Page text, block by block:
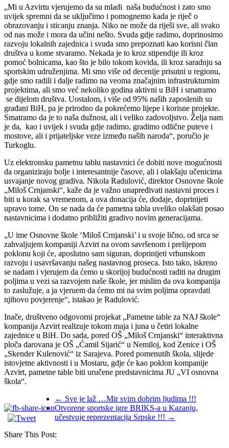
„Mi u Azvirtu vjerujemo da su mladi naša budućnost i zato smo
uvijek spremni da se uključimo i pomognemo kada je riječ o
obrazovanju i sticanju znanja. Niko ne može da riješi sve, ali svako
od nas može i mora da učini nešto. Svuda gdje radimo, doprinosimo
razvoju lokalnih zajednica i svuda smo prepoznati kao korisni član
društva u kome stvaramo. Nekada je to kroz stipendije ili kroz
pomoć bolnicama, kao što je bilo tokom kovida, ili kroz saradnju sa
sportskim udruženjima. Mi smo više od decenije prisutni u regionu,
gdje smo radili i dalje radimo na veoma značajnim infrastrukturnim
projektima, ali smo već nekoliko godina aktivni u BiH i smatramo
se dijelom društva. Uostalom, i više od 95% naših zaposlenih su
građani BiH, pa je prirodno da pokrećemo lijepe i korisne projekte.
Smatramo da je to naša dužnost, ali i veliko zadovoljstvo. Želja nam
je da, kao i uvijek i svuda gdje radimo, gradimo odlične puteve i
mostove, ali i prijateljske veze između naših naroda“, poručio je
Turkoglu.
Uz elektronsku pametnu tablu nastavnici će dobiti nove mogućnosti
da organiziraju bolje i interesantnije časove, ali i olakšaju učenicima
usvajanje novog gradiva. Nikola Radulović, direktor Osnovne škole
„Miloš Crnjanski“, kaže da je važno unapređivati nastavni proces i
biti u korak sa vremenom, a ova donacija će, dodaje, doprinijeti
upravo tome. On se nada da će pametna tabla uveliko olakšati posao
nastavnicima i dodatno približiti gradivo novim generacijama.
„U ime Osnovne škole ‘Miloš Crnjanski’ i u svoje lično, od srca se
zahvaljujem kompaniji Azvirt na ovom savršenom i prelijepom
poklonu koji će, aposlutno sam siguran, doprinijeti vrhunskom
razvoju i usavršavanju našeg nastavnog proseca. Isto tako, iskreno
se nadam i vjerujem da ćemo u skorijoj budućnosti raditi na drugim
poljima u vezi sa razvojem naše škole, jer mislim da ova kompanija
to zaslužuje, a ja vjeruem da ćemo mi na svim poljima opravdati
njihovo povjerenje“, istakao je Radulović.
Inače, društveno odgovorni projekat „Pametne table za NAJ škole“
kompanija Azvirt realizuje tokom maja i juna u četiri lokalne
zajednice u BiH. Do sada, pored OŠ „Miloš Crnjanski“ interaktivna
ploča darovana je OŠ „Ćamil Sijarić“ u Nemiloj, kod Zenice i OŠ
„Skender Kulenović“ iz Sarajeva. Pored pomenutih škola, slijede
istovjetne aktivnosti i u Mostaru, gdje će kao poklon kompanije
Azvirt, pametne table biti uručene predstavnicima JU „VI osnovna
škola“.
← Sve je laž …Mir svim dobrim ljudima !!!
Otvorene sportske igre BRIKS-a u Kazanju,
učestvuje reprezentacija Srpske !!! →
Share This Post: